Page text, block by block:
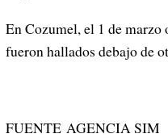
En Cozumel, el 1 de marzo
fueron hallados debajo de
FUENTE AGENCIA SIM